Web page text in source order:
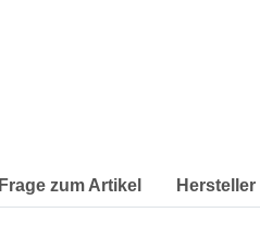
Frage zum Artikel Hersteller